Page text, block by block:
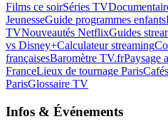
Films ce soirSéries TV
JeunesseGuide programmes enfants
TVNouveautés NetflixGuides
vs Disney+Calculateur streaming
françaisesBaromètre TV.frPaysage
FranceLieux de tournage Paris
ParisGlossaire TV
Infos & Événements